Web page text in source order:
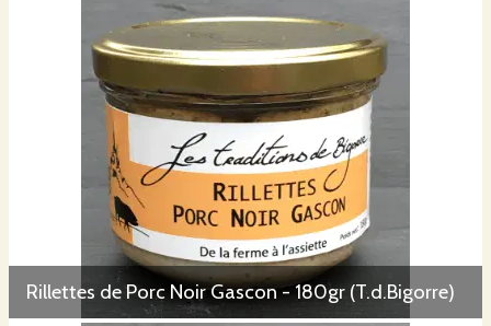
Rillettes de Porc Noir Gascon - 180gr (T.d.Bigorre)